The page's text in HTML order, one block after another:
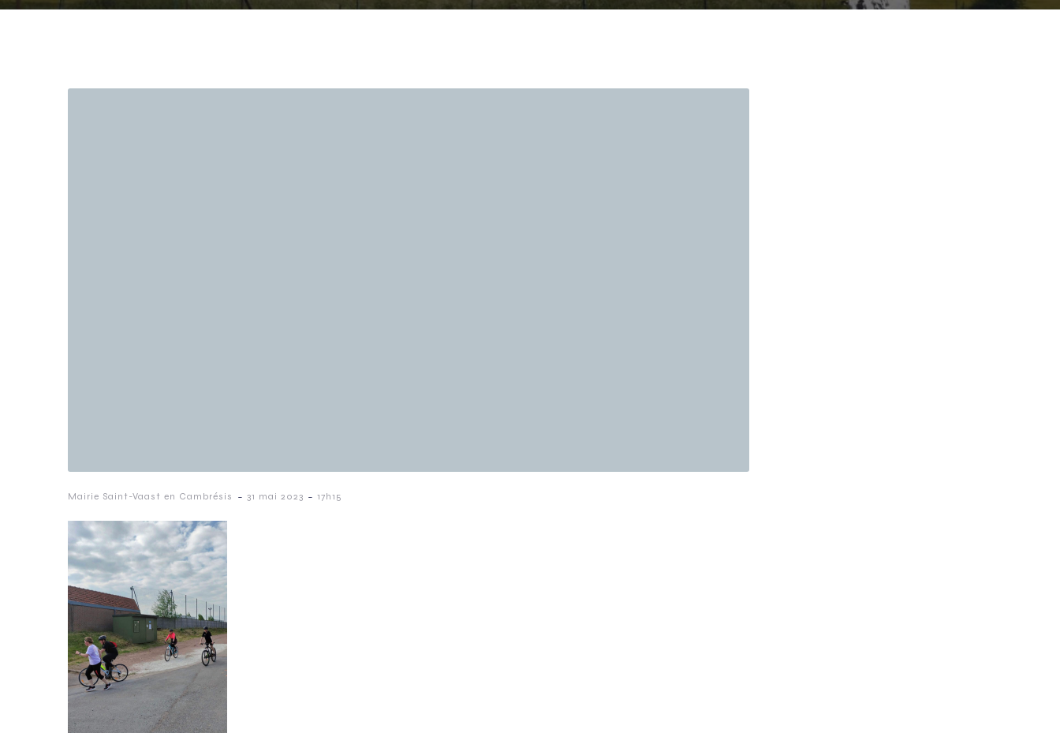
Mairie Saint-Vaast en Cambrésis - 31 mai 2023 - 17h15